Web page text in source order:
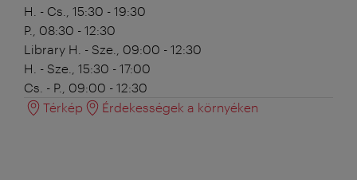
H. - Cs., 15:30 - 19:30
P., 08:30 - 12:30
Library H. - Sze., 09:00 - 12:30
H. - Sze., 15:30 - 17:00
Cs. - P., 09:00 - 12:30
Térkép
Érdekességek a környéken